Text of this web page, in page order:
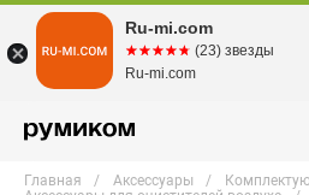
Главная Аксессуары
Ru-mi.com
☆☆☆☆☆
★★★★★ (23) звезды
Ru-mi.com